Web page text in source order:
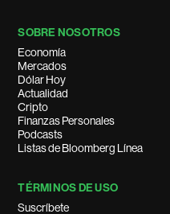
SOBRE NOSOTROS
Economía
Mercados
Dólar Hoy
Actualidad
Cripto
Finanzas Personales
Podcasts
Listas de Bloomberg Línea
TÉRMINOS DE USO
Suscríbete